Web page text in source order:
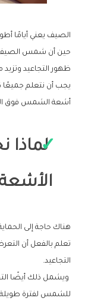
الصيف يعني أيامًا
حين أن شمس الصيف
ظهور التجاعيد
يجب أن نتعلم جميعًا
أشعة الشمس فوق
لماذا
هناك حاجة إلى
تعلم بالفعل أن
التجاعيد.
ويشمل ذلك أيضًا
للشمس لفترة طويلة